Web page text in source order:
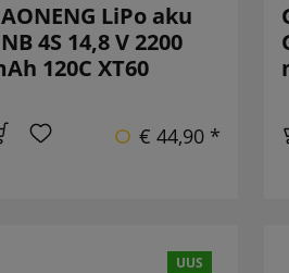
LiPo aku
4S 14,8 V 2200
120C XT60
€ 44,90 *
UUS